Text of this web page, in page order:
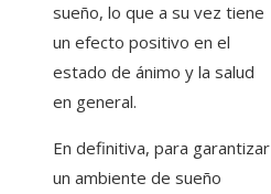
sueño, lo que a su vez tiene
un efecto positivo en el
estado de ánimo y la salud
en general.
En definitiva, para garantizar
un ambiente de sueño